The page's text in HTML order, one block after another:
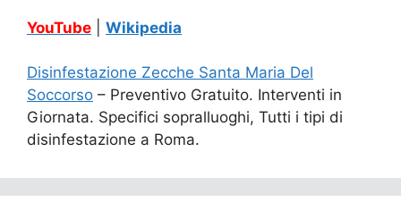
YouTube Wikipedia
Disinfestazione Zecche Santa Maria Del
Soccorso – Preventivo Gratuito. Interventi in
Giornata. Specifici sopralluoghi, Tutti i tipi di
disinfestazione a Roma.